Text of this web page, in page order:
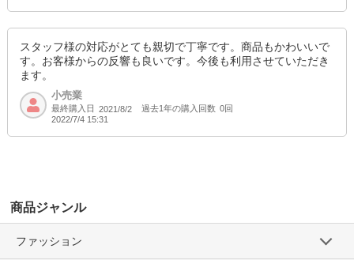
スタッフ様の対応がとても親切で丁寧です。商品もかわいいで
す。お客様からの反響も良いです。今後も利用させていただき
ます。
小売業
最終購入日 2021/8/2 過去1年の購入回数 0回
2022/7/4 15:31
商品ジャンル
ファッション